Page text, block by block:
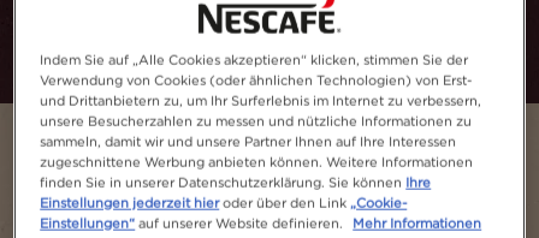
Indem Sie auf „Alle Cookies akzeptieren“ klicken, stimmen Sie der
Verwendung von Cookies (oder ähnlichen Technologien) von Erst-
und Drittanbietern zu, um Ihr Surferlebnis im Internet zu verbessern,
unsere Besucherzahlen zu messen und nützliche Informationen zu
sammeln, damit wir und unsere Partner Ihnen auf Ihre Interessen
zugeschnittene Werbung anbieten können. Weitere Informationen
finden Sie in unserer Datenschutzerklärung. Sie können Ihre
Einstellungen jederzeit hieroder über den Link „Cookie-
Einstellungen“ auf unserer Website definieren. Mehr Informationen